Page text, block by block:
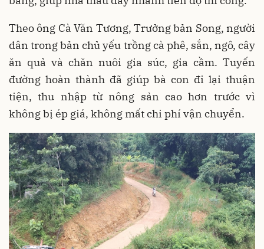
Theo ông Cà Văn Tương, Trưởng bản Song, người
dân trong bản chủ yếu trồng cà phê, sắn, ngô, cây
ăn quả và chăn nuôi gia súc, gia cầm. Tuyến
đường hoàn thành đã giúp bà con đi lại thuận
tiện, thu nhập từ nông sản cao hơn trước vì
không bị ép giá, không mất chi phí vận chuyển.